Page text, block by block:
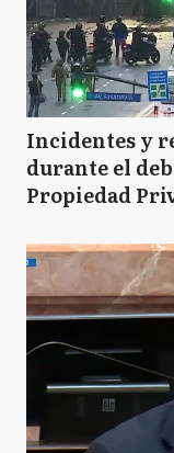
Incidentes y
durante el
Propiedad